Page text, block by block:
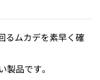
るムカデを素早く確
製品です。